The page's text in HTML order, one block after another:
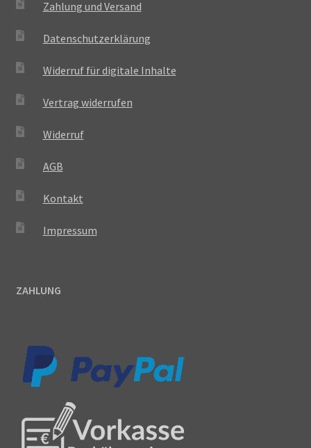
Zahlung und Versand
Datenschutzerklärung
Widerruf für digitale Inhalte
Vertrag widerrufen
Widerruf
AGB
Kontakt
Impressum
ZAHLUNG